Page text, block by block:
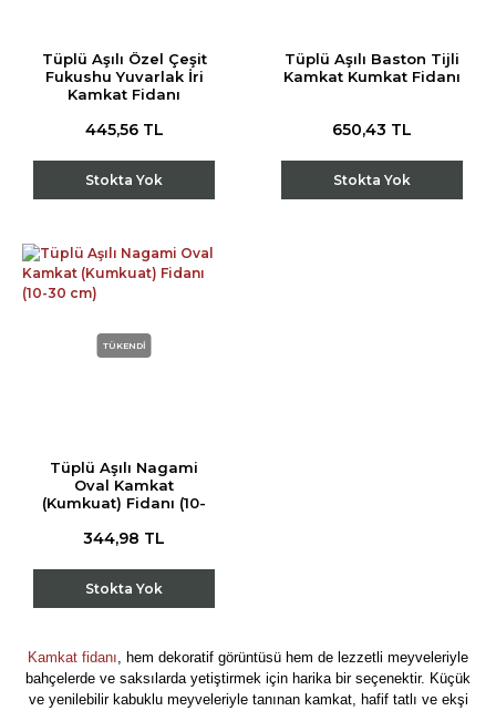
Tüplü Aşılı Özel Çeşit
Fukushu Yuvarlak İri
Kamkat Fidanı
445,56 TL
Stokta Yok
Tüplü Aşılı Baston Tijli
Kamkat Kumkat Fidanı
650,43 TL
Stokta Yok
TÜKENDİ
Tüplü Aşılı Nagami
Oval Kamkat
(Kumkuat) Fidanı (10-
344,98 TL
Stokta Yok
Kamkat fidanı, hem dekoratif görüntüsü hem de lezzetli meyveleriyle
bahçelerde ve saksılarda yetiştirmek için harika bir seçenektir. Küçük
ve yenilebilir kabuklu meyveleriyle tanınan kamkat, hafif tatlı ve ekşi